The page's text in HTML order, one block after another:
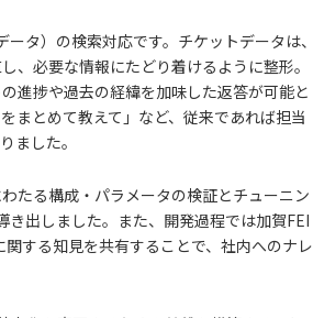
タ）の検索対応です。チケットデータは、
、必要な情報にたどり着けるように整形。
進捗や過去の経緯を加味した返答が可能と
まとめて教えて」など、従来であれば担当
ました。
たる構成・パラメータの検証とチューニン
出しました。また、開発過程では加賀FEI
する知見を共有することで、社内へのナレ